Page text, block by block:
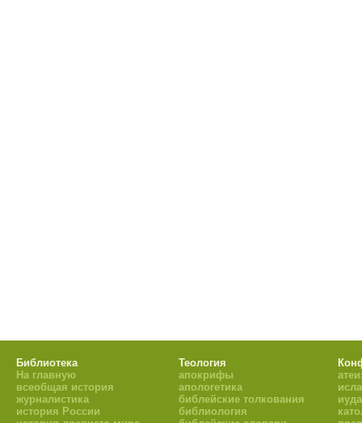
Библиотека
На главную
всеобщая история
журналистика
история России
Теология
апокрифы
апологетика
библейские толкования
библиология